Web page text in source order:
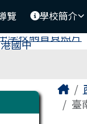
國中
覽 學校簡介
主
臺